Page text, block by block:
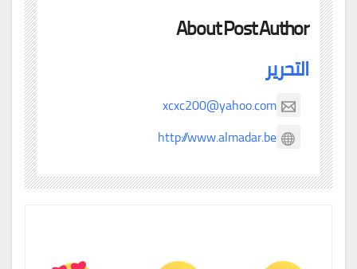
About Post Author
التحرير
xcxc200@yahoo.com
http://www.almadar.be